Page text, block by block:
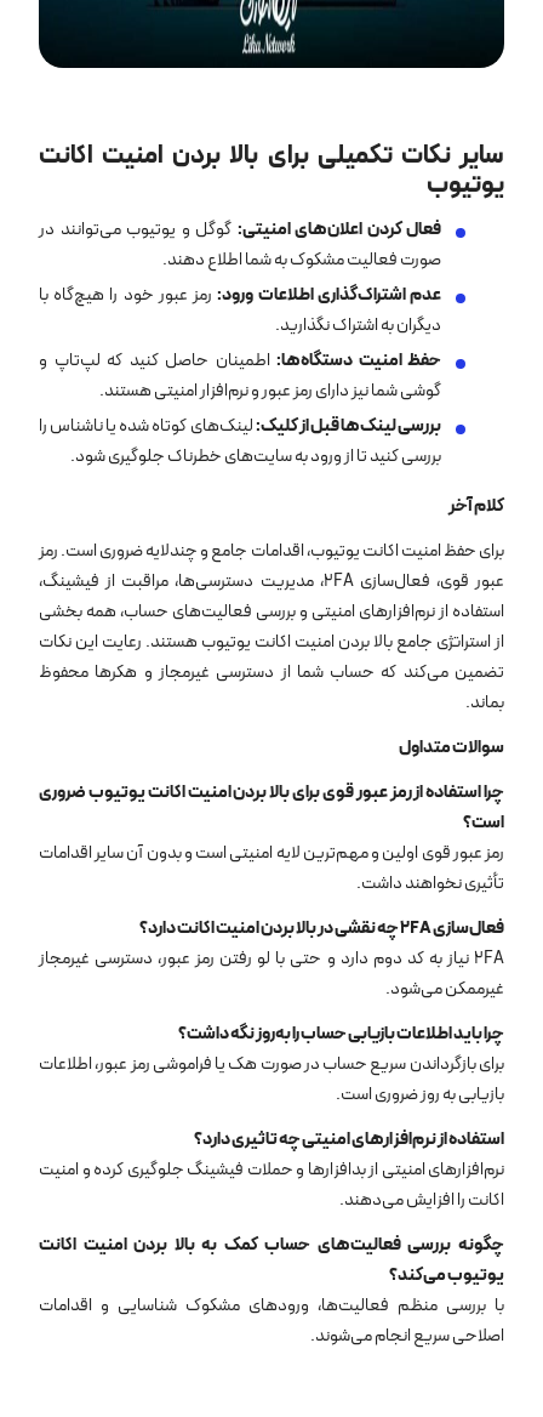
سایر نکات تکمیلی برای بالا بردن امنیت اکانت
یوتیوب
فعال کردن اعلان‌های امنیتی: گوگل و یوتیوب می‌توانند در
صورت فعالیت مشکوک به شما اطلاع دهند.
عدم اشتراک‌گذاری اطلاعات ورود:رمز عبور خود را هیچ‌گاه با
دیگران به اشتراک نگذارید.
حفظ امنیت دستگاه‌ها: اطمینان حاصل کنید که لپ‌تاپ و
گوشی شما نیز دارای رمز عبور و نرم‌افزار امنیتی هستند.
بررسی لینک‌ها قبل از کلیک:لینک‌های کوتاه شده یا ناشناس را
بررسی کنید تا از ورود به سایت‌های خطرناک جلوگیری شود.
کلام آخر
برای حفظ امنیت اکانت یوتیوب، اقدامات جامع و چندلایه ضروری است. رمز
عبور قوی، فعال‌سازی 2FA، مدیریت دسترسی‌ها، مراقبت از فیشینگ،
استفاده از نرم‌افزارهای امنیتی و بررسی فعالیت‌های حساب، همه بخشی
از استراتژی جامع بالا بردن امنیت اکانت یوتیوب هستند. رعایت این نکات
تضمین می‌کند که حساب شما از دسترسی غیرمجاز و هکرها محفوظ
بماند.
سوالات متداول
چرا استفاده از رمز عبور قوی برای بالا بردن امنیت اکانت یوتیوب ضروری
است؟
رمز عبور قوی اولین و مهم‌ترین لایه امنیتی است و بدون آن سایر اقدامات
تأثیری نخواهند داشت.
فعال‌سازی 2FA چه نقشی در بالا بردن امنیت اکانت دارد؟
2FA نیاز به کد دوم دارد و حتی با لو رفتن رمز عبور، دسترسی غیرمجاز
غیرممکن می‌شود.
چرا باید اطلاعات بازیابی حساب را به‌روز نگه داشت؟
برای بازگرداندن سریع حساب در صورت هک یا فراموشی رمز عبور، اطلاعات
بازیابی به روز ضروری است.
استفاده از نرم‌افزارهای امنیتی چه تاثیری دارد؟
نرم‌افزارهای امنیتی از بدافزارها و حملات فیشینگ جلوگیری کرده و امنیت
اکانت را افزایش می‌دهند.
چگونه بررسی فعالیت‌های حساب کمک به بالا بردن امنیت اکانت
یوتیوب می‌کند؟
با بررسی منظم فعالیت‌ها، ورودهای مشکوک شناسایی و اقدامات
اصلاحی سریع انجام می‌شوند.